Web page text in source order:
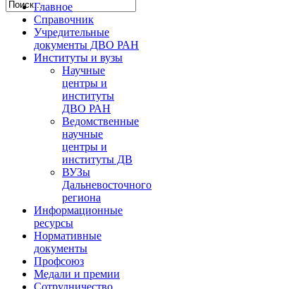
Главное
Справочник
Учредительные
документы ДВО РАН
Институты и вузы
Научные
центры и
институты
ДВО РАН
Ведомственные
научные
центры и
институты ДВ
ВУЗы
Дальневосточного
региона
Информационные
ресурсы
Нормативные
документы
Профсоюз
Медали и премии